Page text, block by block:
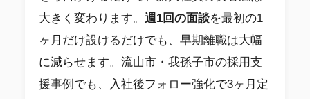
大きく変わります。 週1回の面談を最初の1
ヶ月だけ設けるだけでも、早期離職は大幅
に減らせます。流山市・我孫子市の採用支
援事例でも、入社後フォロー強化で3ヶ月定